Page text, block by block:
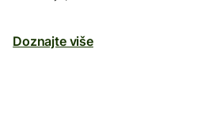
Doznajte više